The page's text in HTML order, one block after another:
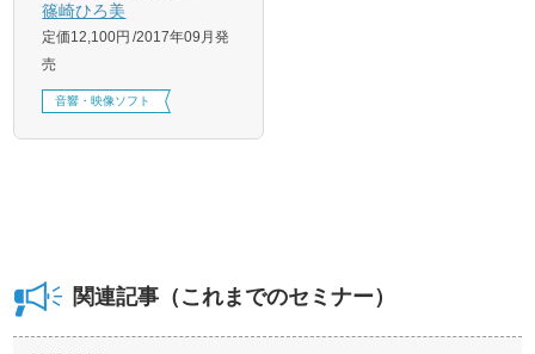
篠崎ひろ美
定価12,100円 2017年09月発
売
音響・映像ソフト
関連記事（これまでのセミナー）